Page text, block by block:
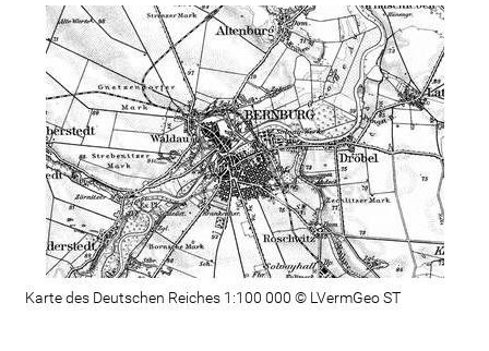
Karte des Deutschen Reiches 1:100 000 © LVermGeo ST